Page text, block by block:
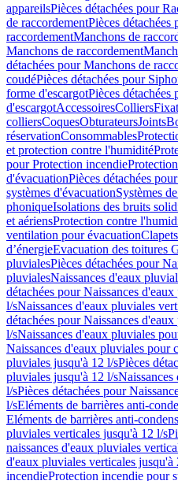
appareilsPièces détachées pour
de raccordementPièces détachées
raccordementManchons de
Manchons de raccordement
détachées pour Manchons de
coudéPièces détachées pour
forme d'escargotPièces
d'escargotAccessoiresColliers
colliersCoquesObturateursJoints
réservationConsommables
et protection contre l'humidité
pour Protection incendie
d'évacuationPièces détachées
systèmes d'évacuationSystèmes
phoniqueIsolations des bruits
et aériensProtection contre
ventilation pour évacuation
d’énergieEvacuation des toitures
pluvialesPièces détachées pour
pluvialesNaissances d'eaux
détachées pour Naissances
l/sNaissances d'eaux pluviales
détachées pour Naissances
l/sNaissances d'eaux pluviales
Naissances d'eaux pluviales pour
pluviales jusqu'à 12 l/sPièces
pluviales jusqu'à 12 l/s
l/sPièces détachées pour
l/sEléments de barrières anti-
Eléments de barrières anti-
pluviales verticales jusqu'à 12 l/s
naissances d'eaux pluviales
d'eaux pluviales verticales jusqu'à
incendieProtection incendie pour